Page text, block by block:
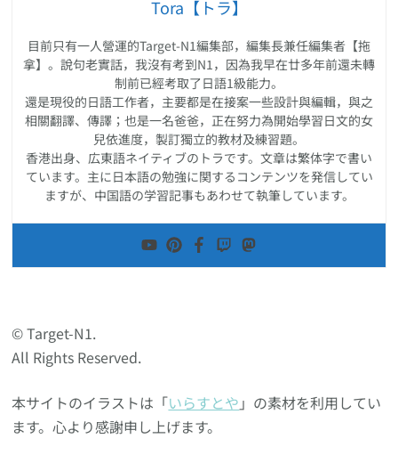
Tora【トラ】
目前只有一人營運的Target-N1編集部，編集長兼任編集者【拖
拿】。說句老實話，我沒有考到N1，因為我早在廿多年前還未轉
制前已經考取了日語1級能力。
還是現役的日語工作者，主要都是在接案一些設計與編輯，與之
相關翻譯、傳譯；也是一名爸爸，正在努力為開始學習日文的女
兒依進度，製訂獨立的教材及練習題。
香港出身、広東語ネイティブのトラです。文章は繁体字で書い
ています。主に日本語の勉強に関するコンテンツを発信してい
ますが、中国語の学習記事もあわせて執筆しています。
© Target-N1.
All Rights Reserved.
本サイトのイラストは「いらすとや 」の素材を利用してい
ます。心より感謝申し上げます。